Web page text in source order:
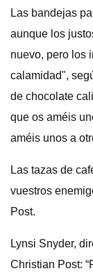
Las bandejas
aunque los
nuevo, pero los
calamidad",
de chocolate
que os améis
améis unos a
Las tazas de
vuestros
Post.
Lynsi Snyder,
Christian Post: